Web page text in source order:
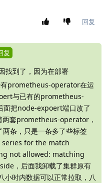
回复
复
找到了，因为在部署
prometheus-operator在运
与已有的prometheus-
面把node-expoert端口改了
两套prometheus-operator，
条，只是一条多了些标签
series for the match
not allowed: matching
，后面我卸载了集群原有
时内数据可以正常拉取，八